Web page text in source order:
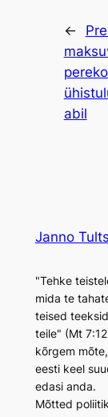
←
abil
Janno Tults
"Tehke
mida te
teised teeksid
teile" (Mt
kõrgem
eesti keel
edasi anda.
Mõtted